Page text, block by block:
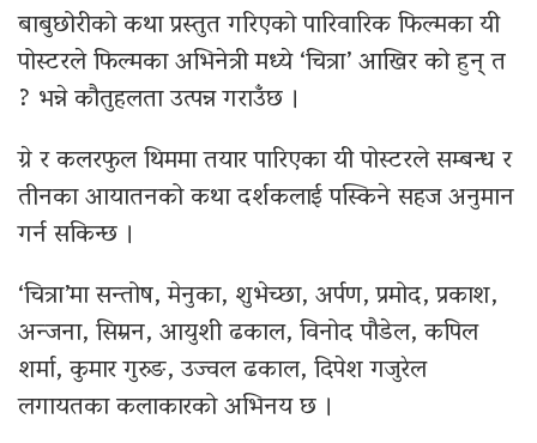
बाबुछोरीको कथा प्रस्तुत गरिएको पारिवारिक फिल्मका यी
पोस्टरले फिल्मका अभिनेत्री मध्ये ‘चित्रा’ आखिर को हुन् त
? भन्ने कौतुहलता उत्पन्न गराउँछ ।
ग्रे र कलरफुल थिममा तयार पारिएका यी पोस्टरले सम्बन्ध र
तीनका आयातनको कथा दर्शकलाई पस्किने सहज अनुमान
गर्न सकिन्छ ।
‘चित्रा’मा सन्तोष, मेनुका, शुभेच्छा, अर्पण, प्रमोद, प्रकाश,
अन्जना, सिम्रन, आयुशी ढकाल, विनोद पौडेल, कपिल
शर्मा, कुमार गुरुङ, उज्वल ढकाल, दिपेश गजुरेल
लगायतका कलाकारको अभिनय छ ।